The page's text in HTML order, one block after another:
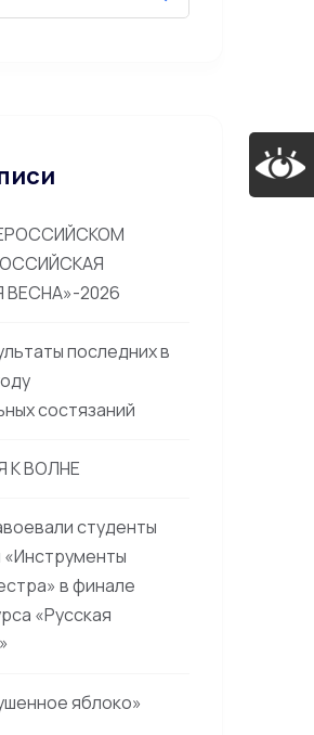
2026
последних в
состязаний
К ВОЛНЕ
студенты
в финале
«Русская
яблоко»